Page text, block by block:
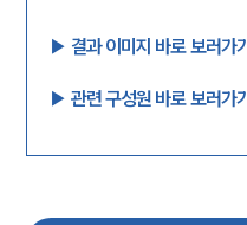
▶︎ 결과 이미지 바로 보러가기
▶︎ 관련 구성원 바로 보러가기